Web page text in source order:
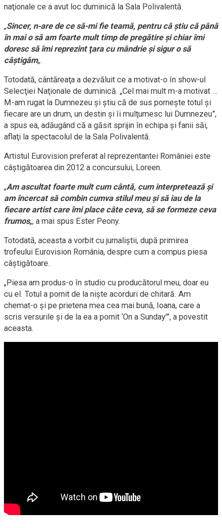
naţionale ce a avut loc duminică la Sala Polivalentă.
„Sincer, n-are de ce să-mi fie teamă, pentru că ştiu că până
în mai o să am foarte mult timp de pregătire şi chiar îmi
doresc să îmi reprezint ţara cu mândrie şi sigur o să
câştigăm„.
Totodată, cântăreaţa a dezvăluit ce a motivat-o în show-ul
Selecţiei Naţionale de duminică. „Cel mai mult m-a motivat …
M-am rugat la Dumnezeu şi ştiu că de sus porneşte totul şi
fiecare are un drum, un destin şi îi mulţumesc lui Dumnezeu”,
a spus ea, adăugând că a găsit sprijin în echipa şi fanii săi,
aflaţi la spectacolul de la Sala Polivalentă.
Artistul Eurovision preferat al reprezentantei României este
câştigătoarea din 2012 a concursului, Loreen.
„Am ascultat foarte mult cum cântă, cum interpretează şi
am încercat să combin cumva stilul meu şi să iau de la
fiecare artist care îmi place câte ceva, să se formeze ceva
frumos„, a mai spus Ester Peony.
Totodată, aceasta a vorbit cu jurnaliştii, după primirea
trofeului Eurovision România, despre cum a compus piesa
câştigătoare.
„Piesa am produs-o în studio cu producătorul meu, doar eu
cu el. Totul a pornit de la nişte acorduri de chitară. Am
chemat-o şi pe prietena mea cea mai bună, Ioana, care a
scris versurile şi de la ea a pornit ‘On a Sunday'”, a povestit
aceasta.